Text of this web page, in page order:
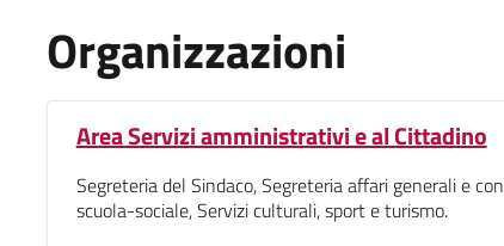
Organizzazioni
Area Servizi amministrativi e al Cittadino
Segreteria del Sindaco, Segreteria affari generali e
scuola-sociale, Servizi culturali, sport e turismo.